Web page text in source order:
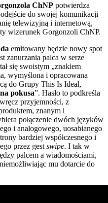
ChNP potwierdza
do swojej komunikacji
telewizyjną i internetową,
wizerunek Gorgonzoli ChNP.
emitowany będzie nowy spot
zanurzania palca w serze
się swoistym „znakiem
wymyślona i opracowana
do Grupy This Is Ideal,
pokusa”. Hasło to podkreśla
przyjemności, z
znanym i
połączenie dwóch języków
i analogowego, uosabianego
bardziej współczesnego i
przez gest swipe. I tak w
palcem a wiadomościami,
mu dotarcie do